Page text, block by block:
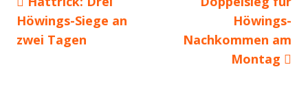
Beitragsnavigation
Beitrag:
Höwings-Siege an
zwei Tagen
BeitragHöwings-
Nachkommen am
Montag